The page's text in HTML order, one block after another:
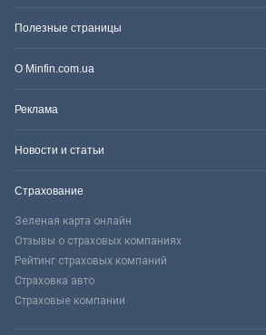
Полезные страницы
О Minfin.com.ua
Реклама
Новости и статьи
Страхование
Зеленая карта онлайн
Отзывы о страховых компаниях
Рейтинг страховых компаний
Страховка авто
Страховые компании